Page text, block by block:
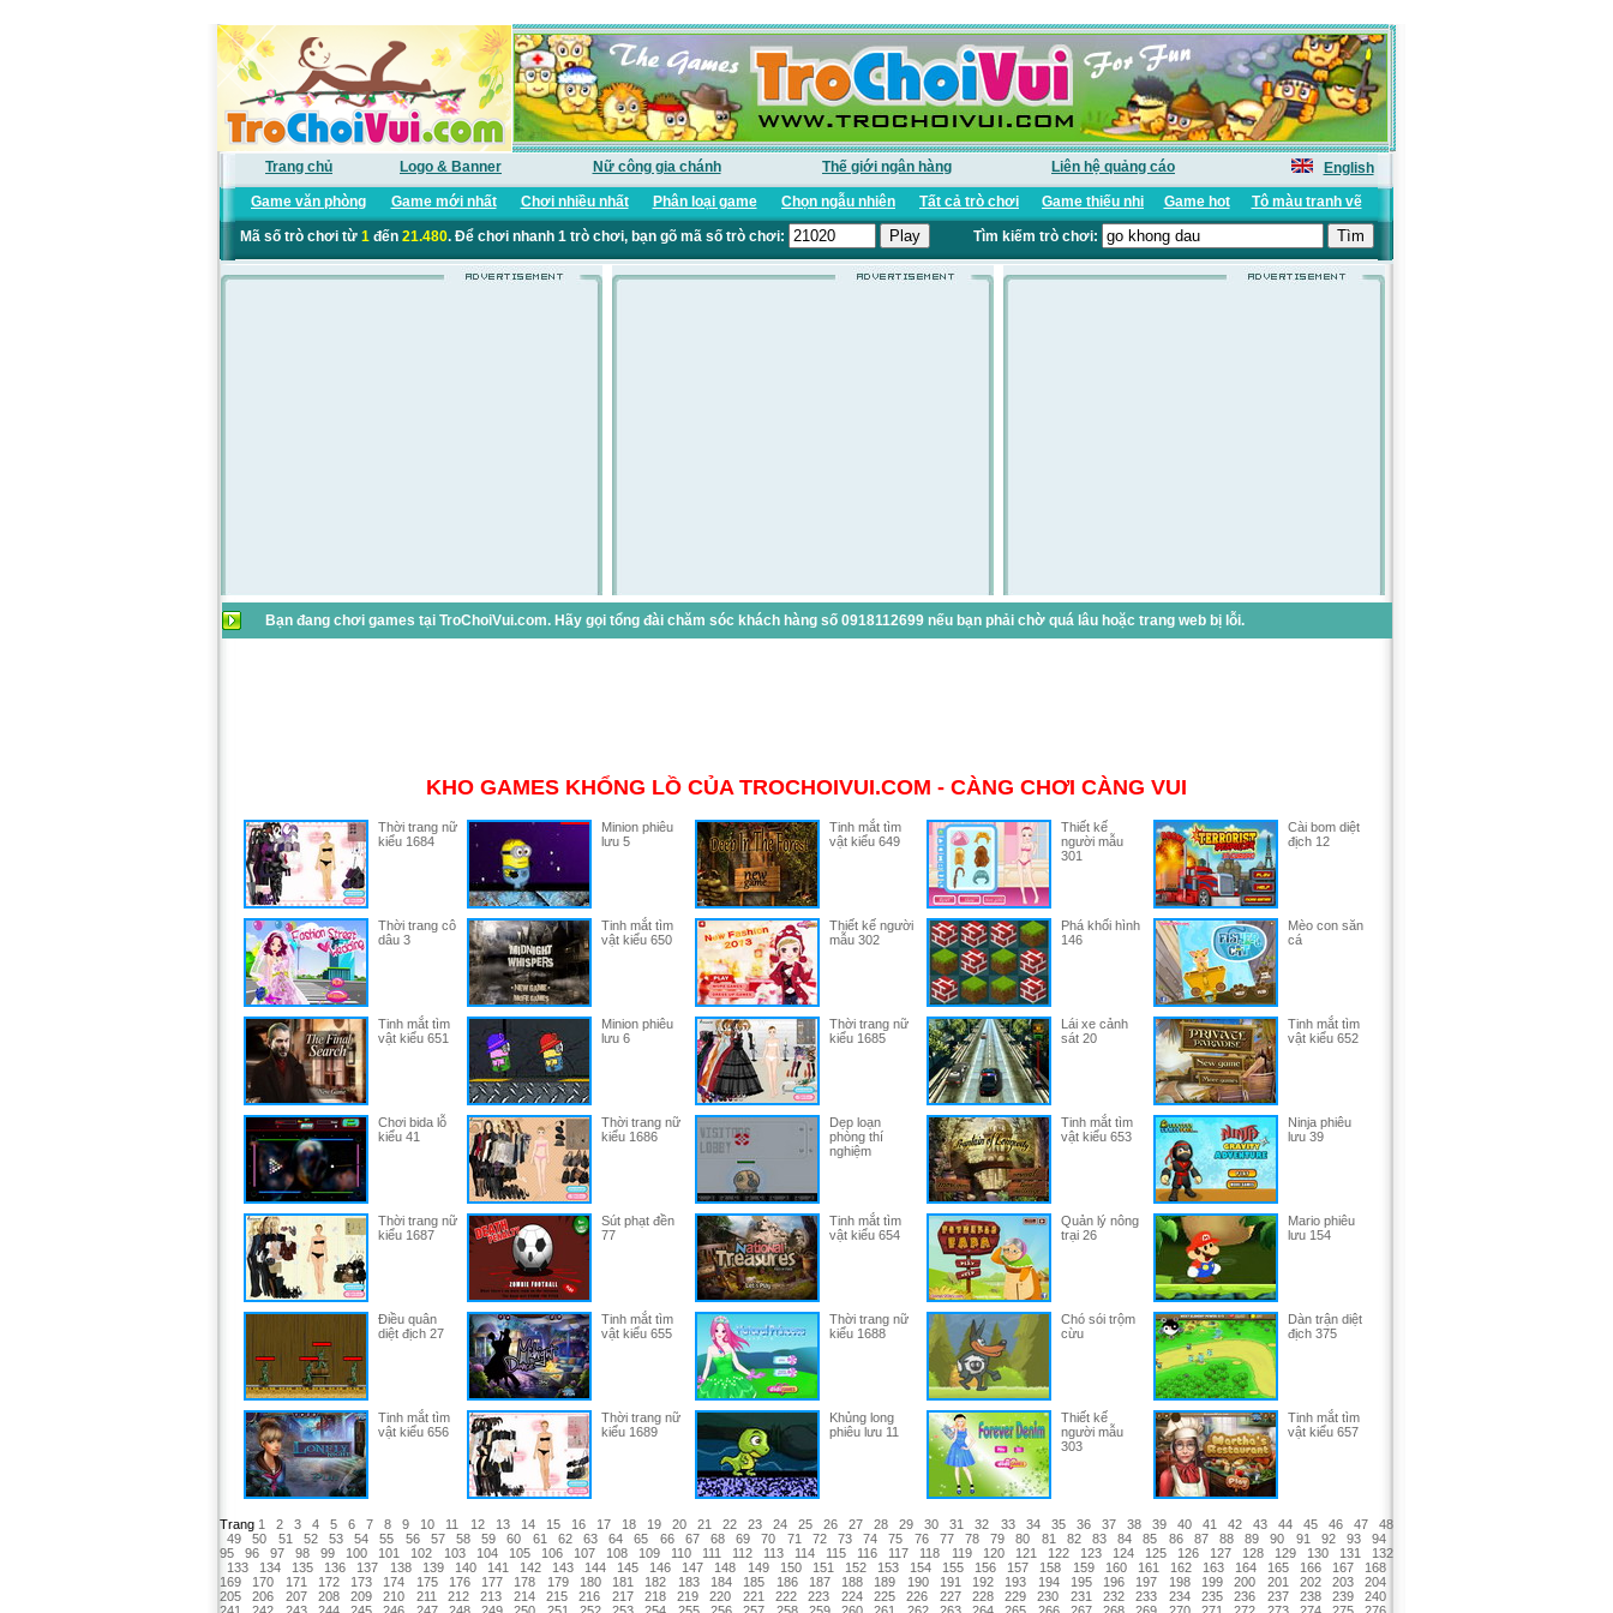
Trang chủ Logo & Banner Nữ công gia chánh Thế giới ngân hàng Liên hệ quảng cáo
English
Game văn phòng
Game mới nhất Chơi nhiều nhất Phân loại game Chọn ngẫu nhiên Tất cả trò chơi Game thiếu nhi Game hot Tô màu tranh vẽ
Mã số trò chơi từ 1đến 21.480. Để chơi nhanh 1 trò chơi, bạn gõ mã số trò chơi: Tìm kiếm trò chơi:
Bạn đang chơi games tại TroChoiVui.com. Hãy gọi tổng đài chăm sóc khách hàng số 0918112699 nếu bạn phải chờ quá lâu hoặc trang web bị lỗi.
KHO GAMES KHỔNG LỒ CỦA TROCHOIVUI.COM - CÀNG CHƠI CÀNG VUI
Thời trang nữ
kiểu 1684
Minion phiêu
lưu 5
Tinh mắt tìm
vật kiểu 649
Thiết kế
người mẫu
301
Cài bom diệt
địch 12
Thời trang cô
dâu 3
Tinh mắt tìm
vật kiểu 650
Thiết kế người
mẫu 302
Phá khối hình
146
Mèo con săn
cá
Tinh mắt tìm
vật kiểu 651
Minion phiêu
lưu 6
Thời trang nữ
kiểu 1685
Lái xe cảnh
sát 20
Tinh mắt tìm
vật kiểu 652
Chơi bida lỗ
kiểu 41
Thời trang nữ
kiểu 1686
Dẹp loạn
phòng thí
nghiệm
Tinh mắt tìm
vật kiểu 653
Ninja phiêu
lưu 39
Thời trang nữ
kiểu 1687
Sút phạt đền
77
Tinh mắt tìm
vật kiểu 654
Quản lý nông
trại 26
Mario phiêu
lưu 154
Điều quân
diệt địch 27
Tinh mắt tìm
vật kiểu 655
Thời trang nữ
kiểu 1688
Chó sói trộm
cừu
Dàn trận diệt
địch 375
Tinh mắt tìm
vật kiểu 656
Thời trang nữ
kiểu 1689
Khủng long
phiêu lưu 11
Thiết kế
người mẫu
303
Tinh mắt tìm
vật kiểu 657
Trang 1 2 3 4 5 6 7 8 9 10 11 12 13 14 15 16 17 18 19 20 21 22 23 24 25 26 27 28 29 30 31 32 33 34 35 36 37 38 39 40 41 42 43 44 45 46 47
48
49
50 51 52 53 54 55 56 57 58 59 60 61 62 63 64 65 66 67 68 69 70 71 72 73 74 75 76 77 78 79 80 81 82 83 84 85 86 87 88 89 90 91 92 93
94
95
96 97 98 99 100 101 102 103 104 105 106 107 108 109 110 111 112 113 114 115 116 117 118 119 120 121 122 123 124 125 126 127 128 129 130 131
132
133
134 135 136 137 138 139 140 141 142 143 144 145 146 147 148 149 150 151 152 153 154 155 156 157 158 159 160 161 162 163 164 165 166 167
168
169
170 171 172 173 174 175 176 177 178 179 180 181 182 183 184 185 186 187 188 189 190 191 192 193 194 195 196 197 198 199 200 201 202 203
204
205
206 207 208 209 210 211 212 213 214 215 216 217 218 219 220 221 222 223 224 225 226 227 228 229 230 231 232 233 234 235 236 237 238 239
240